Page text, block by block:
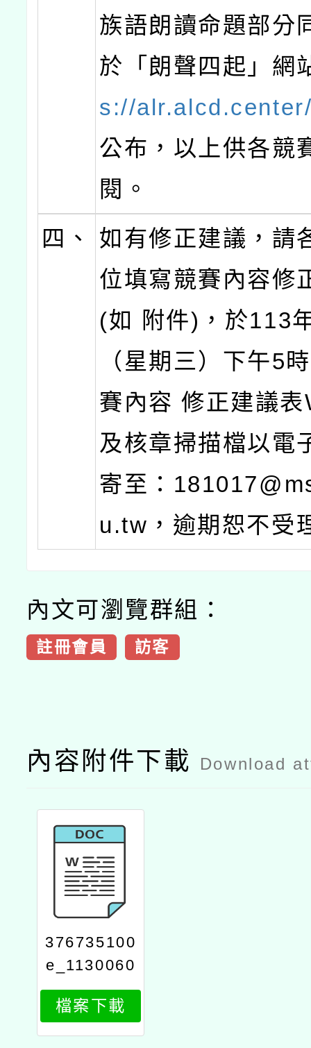
族語朗讀命題部分
於「朗聲四起」網
s://
公布，以上供各競
閱。
四、
如有修正建議，請
位填寫競賽內容修
(如 附件)，於113
（星期三）下午5
賽內容 修正建議
及核章掃描檔以電
寄至：
u.tw，逾期恕不受
內文可瀏覽群組：
註冊會員 訪客
內容附件下載 Download
376735100
e_1130060
450_attach
1
檔案下載